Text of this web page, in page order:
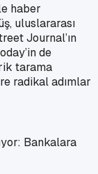
haber
uluslararası
Journal’ın
de
tarama
radikal adımlar